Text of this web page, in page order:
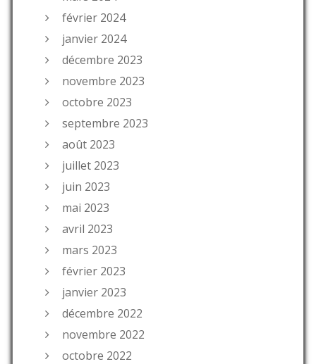
février 2024
janvier 2024
décembre 2023
novembre 2023
octobre 2023
septembre 2023
août 2023
juillet 2023
juin 2023
mai 2023
avril 2023
mars 2023
février 2023
janvier 2023
décembre 2022
novembre 2022
octobre 2022